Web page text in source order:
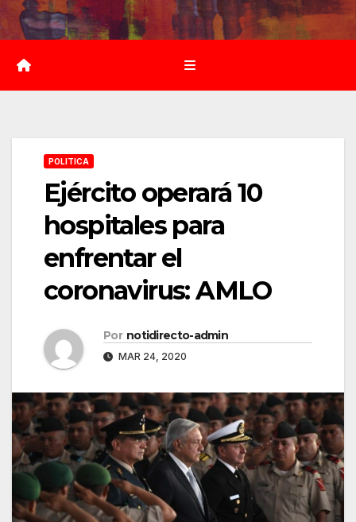
Saltar
al
contenido
POLITICA
Ejército operará 10
hospitales para
enfrentar el
coronavirus: AMLO
Por notidirecto-admin
MAR 24, 2020